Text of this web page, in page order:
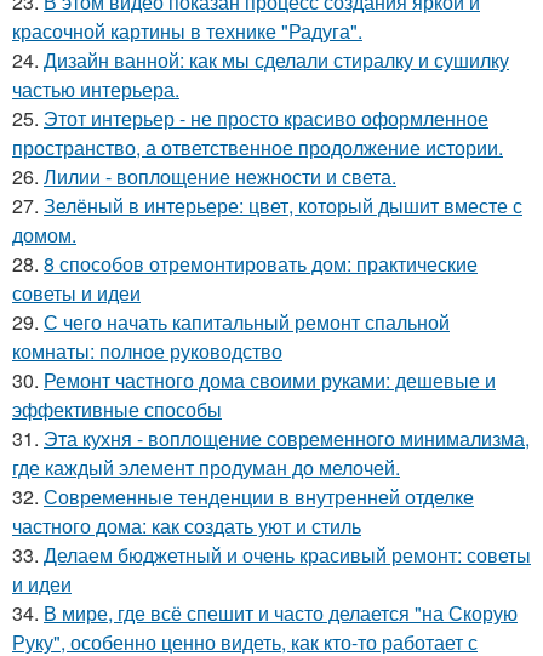
красочной картины в технике "Радуга".
24. Дизайн ванной: как мы сделали стиралку и сушилку
частью интерьера.
25. Этот интерьер - не просто красиво оформленное
пространство, а ответственное продолжение истории.
26. Лилии - воплощение нежности и света.
27. Зелёный в интерьере: цвет, который дышит вместе с
домом.
28. 8 способов отремонтировать дом: практические
советы и идеи
29. С чего начать капитальный ремонт спальной
комнаты: полное руководство
30. Ремонт частного дома своими руками: дешевые и
эффективные способы
31. Эта кухня - воплощение современного минимализма,
где каждый элемент продуман до мелочей.
32. Современные тенденции в внутренней отделке
частного дома: как создать уют и стиль
33. Делаем бюджетный и очень красивый ремонт: советы
и идеи
34. В мире, где всё спешит и часто делается "на Скорую
Руку", особенно ценно видеть, как кто-то работает с